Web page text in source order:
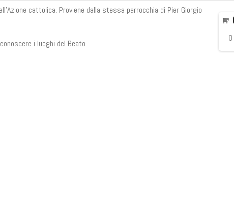
cattolica. Proviene dalla stessa parrocchia di Pier Giorgio
i luoghi del Beato.
0